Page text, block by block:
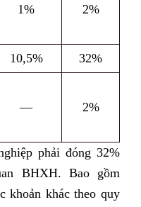
1% 2%
10,5%
32%
— 2%
phải đóng 32%
BHXH. Bao gồm
khác theo quy